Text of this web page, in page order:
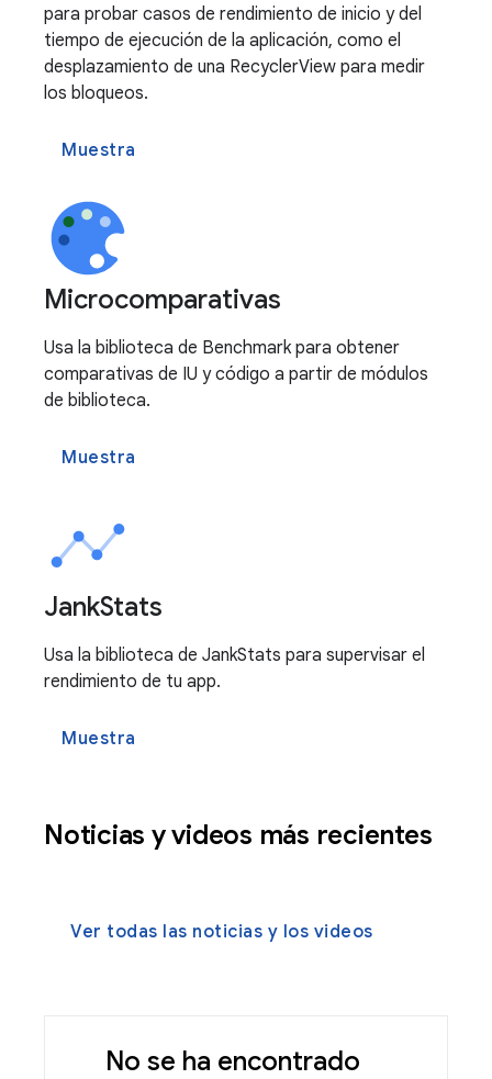
para probar casos de rendimiento de inicio y del
tiempo de ejecución de la aplicación, como el
desplazamiento de una RecyclerView para medir
los bloqueos.
Muestra
Microcomparativas
Usa la biblioteca de Benchmark para obtener
comparativas de IU y código a partir de módulos
de biblioteca.
Muestra
JankStats
Usa la biblioteca de JankStats para supervisar el
rendimiento de tu app.
Muestra
Noticias y videos más recientes
Ver todas las noticias y los videos
No se ha encontrado